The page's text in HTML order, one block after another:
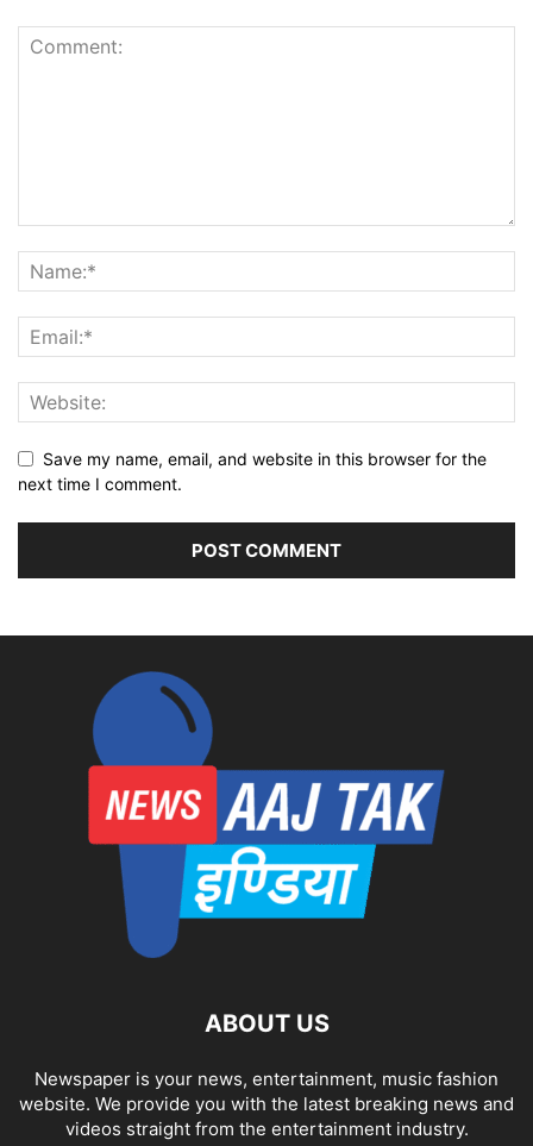
Save my name, email, and website in this browser for the
next time I comment.
ABOUT US
Newspaper is your news, entertainment, music fashion
website. We provide you with the latest breaking news and
videos straight from the entertainment industry.